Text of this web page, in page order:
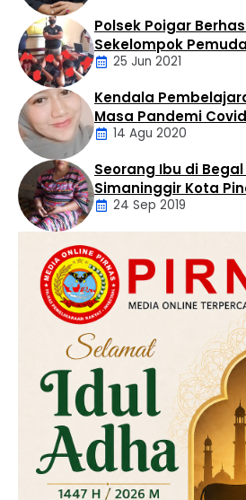
Artikel
Daerah
Polsek Poigar
Sekelompok
Pencabulan
25 Jun 2021
Artikel
Kendala
Masa Pandemi
14 Agu 2020
Daerah
Hukum
Kriminal
Labusel
Seorang Ibu di
Simaninggir Kota
24 Sep 2019